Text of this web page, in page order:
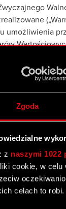
Zgoda
z naszymi 1022
cookie, w
celach to robi.
umożliwienia
stanowi
złożenia
w Spółce